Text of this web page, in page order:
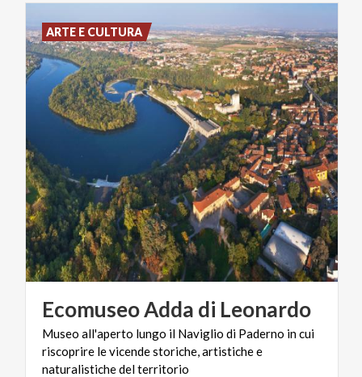
EcomuseoAdda di Leonardo
Museo all'aperto lungo il Naviglio di Paderno in cui
riscoprire le vicende storiche, artistiche e
naturalistiche del territorio
ARTE E CULTURA